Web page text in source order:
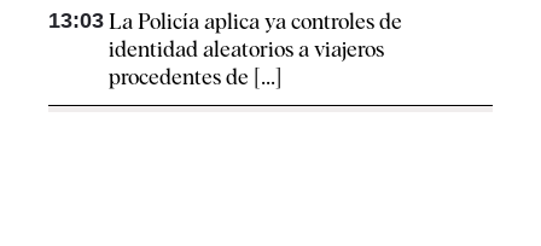
13:03 La Policía aplica ya controles de
identidad aleatorios a viajeros
procedentes de [...]